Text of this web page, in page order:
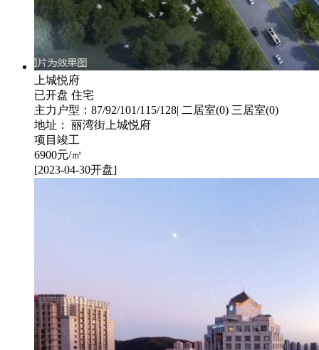
上城悦府
已开盘 住宅
主力户型：87/92/101/115/128| 二居室(0) 三居室(0)
地址： 丽湾街上城悦府
项目竣工
6900元/㎡
[2023-04-30开盘]